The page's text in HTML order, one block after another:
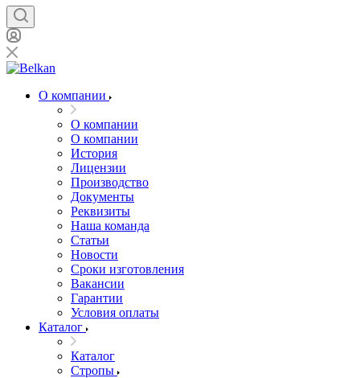
О компании
О компании
О компании
История
Лицензии
Производство
Документы
Реквизиты
Наша команда
Статьи
Новости
Сроки изготовления
Вакансии
Гарантии
Условия оплаты
Каталог
Каталог
Стропы